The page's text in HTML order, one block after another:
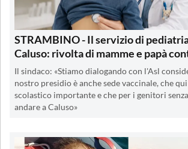
STRAMBINO - Il servizio di
Caluso: rivolta di mamme e papà
Il sindaco: «Stiamo dialogando con l'Asl
nostro presidio è anche sede vaccinale, che
scolastico importante e che per i genitori
andare a Caluso»